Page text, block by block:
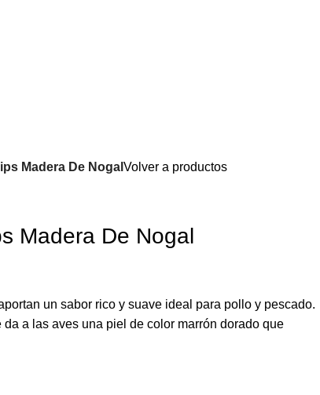
Madera De Nogal Volver a productos
Madera De Nogal
un sabor rico y suave ideal para pollo y pescado.
a las aves una piel de color marrón dorado que